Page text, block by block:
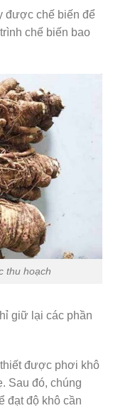
được chế biến để
chế biến bao
thu hoạch
giữ lại các phần
được phơi khô
Sau đó, chúng
đạt độ khô cần